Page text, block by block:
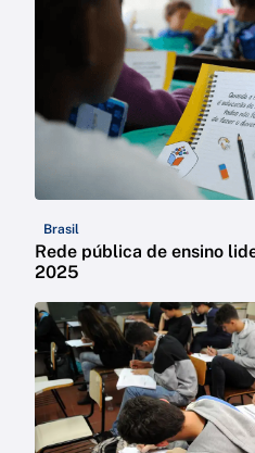
Brasil
Rede pública de ensino
2025